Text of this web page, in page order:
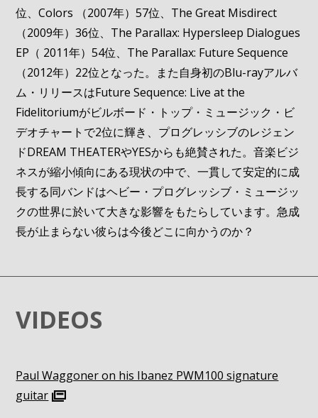
位、Colors （2007年）57位、The Great Misdirect
（2009年）36位、The Parallax: Hypersleep Dialogues
EP（ 2011年）54位、The Parallax: Future Sequence
（2012年）22位となった。また自身初のBlu-rayアルバ
ム・リリースはFuture Sequence: Live at the
Fidelitoriumがビルボード・トップ・ミュージック・ビ
デオチャートで2位に輝き、プログレッシブのレジェン
ドDREAM THEATERやYESからも絶賛された。音楽ビジ
ネスが縮小傾向にある現状の中で、一貫して安定的に成
長する同バンドはヘビー・プログレッシブ・ミュージッ
クの世界に於いて大きな影響をもたらしています。急成
長が止まらない彼らは今後どこに向かうのか？
VIDEOS
Paul Waggoner on his Ibanez PWM100 signature
guitar